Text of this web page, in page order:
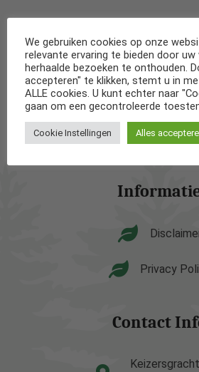
Vakantiehuizen
Vakantiehuizen in
Vakantiehuizen
Privacy
Contact
We gebruiken cookies op onze
relevante ervaring te bieden door uw
herhaalde bezoeken te onthouden.
accepteren" te klikken, stemt u in
ALLE cookies. U kunt echter naar
gaan om een gecontroleerde
Cookie Instellingen Alles